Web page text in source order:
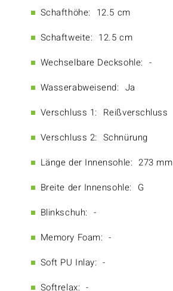
Schafthöhe: 12.5 cm
Schaftweite: 12.5 cm
Wechselbare Decksohle: -
Wasserabweisend: Ja
Verschluss 1: Reißverschluss
Verschluss 2: Schnürung
Länge der Innensohle: 273 mm
Breite der Innensohle: G
Blinkschuh: -
Memory Foam: -
Soft PU Inlay: -
Softrelax: -